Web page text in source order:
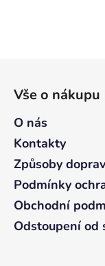
Vše o nákupu
O nás
Kontakty
Způsoby
Podmínky
Obchodní
Odstoupení od